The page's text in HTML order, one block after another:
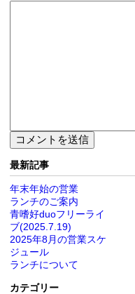
最新記事
年末年始の営業
ランチのご案内
青嗜好duoフリーライ
ブ(2025.7.19)
2025年8月の営業スケ
ジュール
ランチについて
カテゴリー